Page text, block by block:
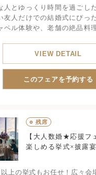
人とゆっくり時間を過ごし
友人だけでの結婚式にぴっ
ペル体験や、老舗の絶品料
VIEW DETAIL
このフェアを予約する
○ 残席
【大人数婚★応援フ
楽しめる挙式×披露
以上の挙式もお任せ！広々会